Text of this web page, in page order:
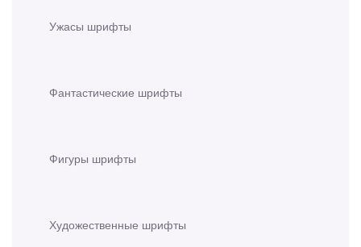
Ужасы шрифты
Фантастические шрифты
Фигуры шрифты
Художественные шрифты